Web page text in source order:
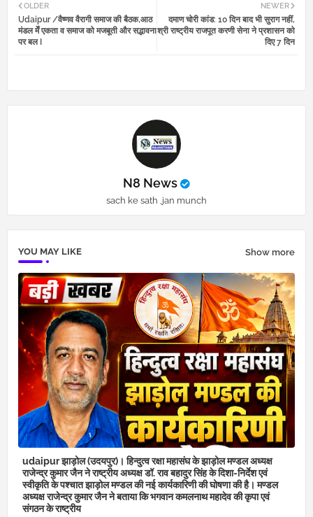
tter atsa
NEWER
दमाण चोरी कांड: 10 दिन बाद भी सुराग नहीं,
श्री राष्ट्रीय राजपूत करणी सेना ने प्रशासन को
दिए 7 दिन
OLDER
Udaipur /वैष्णव वैरागी समाज की बैठक,आठ
मंडल मेँ एकता व समाज को मजबूती और सद्भावना
पर बल I
N8 News
sach ke sath ,jan munch
YOU MAY LIKE Show more
udaipur झाड़ोल (उदयपुर)। हिन्दुत्व रक्षा महासंघ के झाड़ोल मण्डल अध्यक्ष
राजेन्द्र कुमार जैन ने राष्ट्रीय अध्यक्ष डॉ. राव बहादुर सिंह के दिशा-निर्देश एवं
स्वीकृति के पश्चात झाड़ोल मण्डल की नई कार्यकारिणी की घोषणा की है। मण्डल
अध्यक्ष राजेन्द्र कुमार जैन ने बताया कि भगवान कमलनाथ महादेव की कृपा एवं
संगठन के राष्ट्रीय